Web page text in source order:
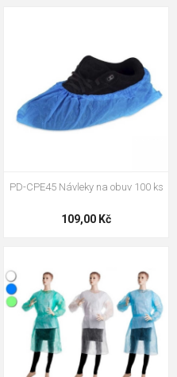
PD-CPE45 Návleky na obuv 100 ks
109,00 Kč